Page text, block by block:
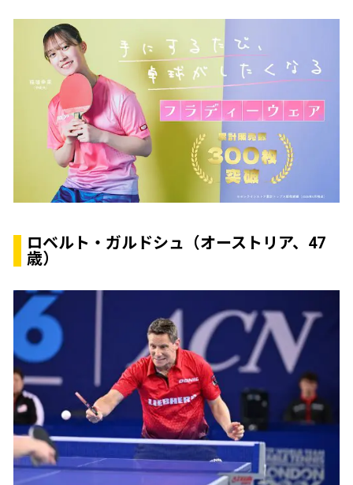
ロベルト・ガルドシュ（オーストリア、47
歳）